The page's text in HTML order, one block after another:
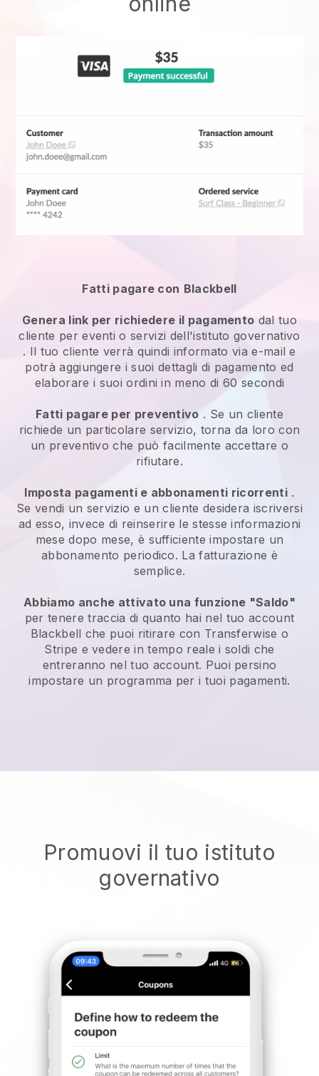
Fatti pagare con Blackbell
Genera link per richiedere il pagamento dal tuo
cliente pereventi o servizi dell'istituto governativo
. Il tuo cliente verrà quindi informato via e-mail e
potrà aggiungere i suoi dettagli di pagamento ed
elaborare i suoi ordini in meno di 60 secondi
Fatti pagare per preventivo . Se un cliente
richiede un particolare servizio, torna da loro con
un preventivo che può facilmente accettare o
rifiutare.
Imposta pagamenti e abbonamenti ricorrenti.
Se vendi un servizio e un cliente desidera iscriversi
ad esso, invece di reinserire le stesse informazioni
mese dopo mese, è sufficiente impostare un
abbonamento periodico. La fatturazione è
semplice.
Abbiamo anche attivato una funzione "Saldo"
per tenere traccia di quanto hai nel tuo account
Blackbell che puoi ritirare con Transferwise o
Stripe e vedere in tempo reale i soldi che
entreranno nel tuo account. Puoi persino
impostare un programma per i tuoi pagamenti.
Promuovi il tuo istituto
governativo